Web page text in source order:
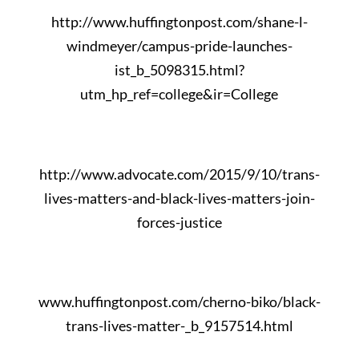
http://www.huffingtonpost.com/shane-l-
windmeyer/campus-pride-launches-
ist_b_5098315.html?
utm_hp_ref=college&ir=College
http://www.advocate.com/2015/9/10/trans-
lives-matters-and-black-lives-matters-join-
forces-justice
www.huffingtonpost.com/cherno-biko/black-
trans-lives-matter-_b_9157514.html